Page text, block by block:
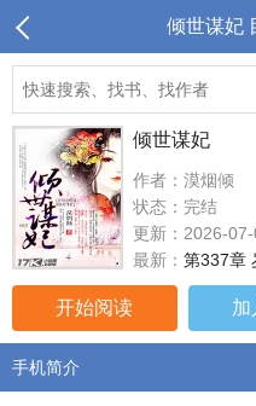
倾世谋妃
倾世谋妃
作者：漠烟倾
状态：完结
更新：2026-
最新： 第337章
开始阅读 加
手机简介